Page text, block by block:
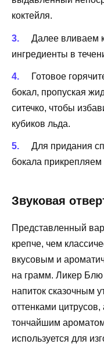
коктейля.
Далее вливаем
ингредиенты в
Готовое
бокал, пропуская
ситечко, чтобы
кубиков льда.
Для придания
бокала
Звуковая
Представленный
крепче, чем
вкусовым и
на грамм. Ликер
напиток сказочным
оттенками
тончайшим
используется для